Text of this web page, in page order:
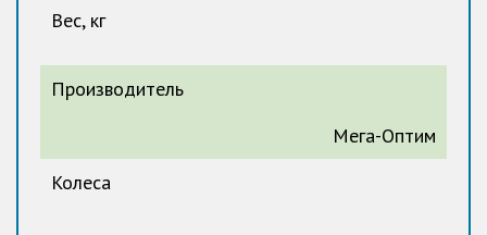
Вес, кг
Производитель
Мега-Оптим
Колеса